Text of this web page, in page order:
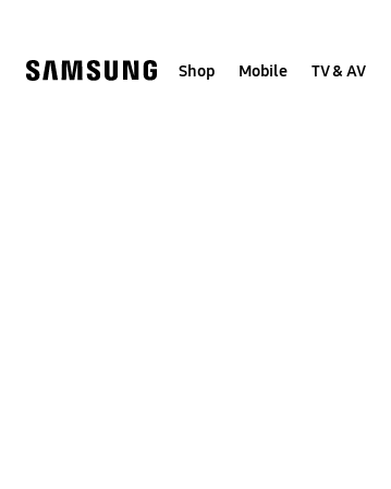
Shop Mobile TV & AV